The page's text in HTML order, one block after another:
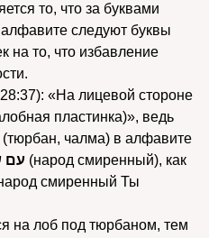
то, что за буквами
следуют буквы
на то, что избавление
«На лицевой стороне
пластинка)», ведь
(тюрбан, чалма) в алфавите
(народ смиренный), как
смиренный Ты
на лоб под тюрбаном, тем